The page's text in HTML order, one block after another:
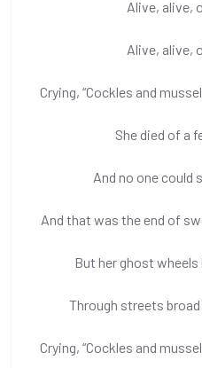
Alive, alive,
Alive, alive,
Crying, “Cockles and
She died of a
And no one could
And that was the end of
But her ghost wheels
Through streets
Crying, “Cockles and